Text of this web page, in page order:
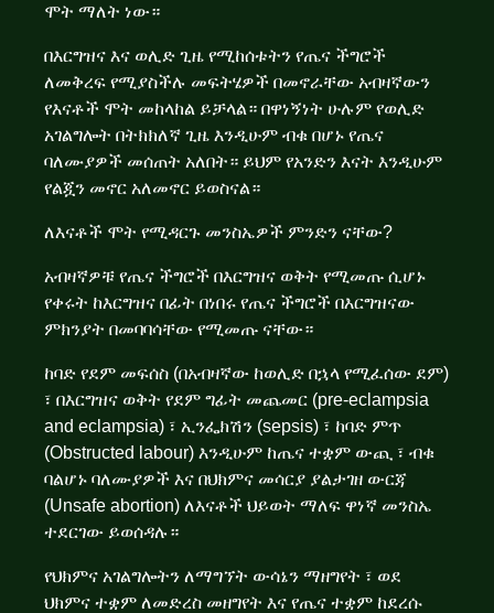
ሞት ማለት ነው።
በእርግዝና እና ወሊድ ጊዜ የሚከሰቱትን የጤና ችግሮች
ለመቅረፍ የሚያስችሉ መፍትሄዎች በመኖራቸው አብዛኛውን
የእናቶች ሞት መከላከል ይቻላል። በዋነኝነት ሁሉም የወሊድ
አገልግሎት በትክክለኛ ጊዜ እንዲሁም ብቁ በሆኑ የጤና
ባለሙያዎች መሰጠት አለበት። ይህም የአንድን እናት እንዲሁም
የልጇን መኖር አለመኖር ይወስናል።
ለእናቶች ሞት የሚዳርጉ መንስኤዎች ምንድን ናቸው?
አብዛኛዎቹ የጤና ችግሮች በእርግዝና ወቅት የሚመጡ ሲሆኑ
የቀሩት ከእርግዝና በፊት በነበሩ የጤና ችግሮች በእርግዝናው
ምክንያት በመባባሳቸው የሚመጡ ናቸው።
ከባድ የደም መፍሰስ (በአብዛኛው ከወሊድ በኋላ የሚፈሰው ደም)
፣ በእርግዝና ወቅት የደም ግፊት መጨመር (pre-eclampsia
and eclampsia) ፣ ኢንፌክሽን (sepsis) ፣ ከባድ ምጥ
(Obstructed labour) እንዲሁም ከጤና ተቋም ውጪ ፣ ብቁ
ባልሆኑ ባለሙያዎች እና በህክምና መሳርያ ያልታገዘ ውርጃ
(Unsafe abortion) ለእናቶች ህይወት ማለፍ ዋነኛ መንስኤ
ተደርገው ይወሰዳሉ።
የህክምና አገልግሎትን ለማግኘት ውሳኔን ማዘግየት ፣ ወደ
ህክምና ተቋም ለመድረስ መዘግየት እና የጤና ተቋም ከደረሱ